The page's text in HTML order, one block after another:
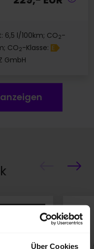
Über Cookies
6,5 l/100km; CO2-
CO2-Klasse: E
GmbH